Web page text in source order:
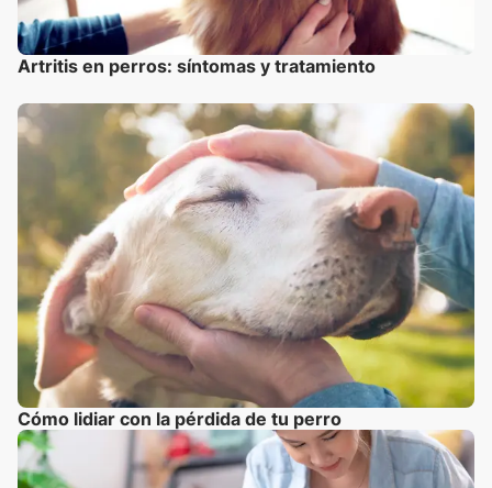
Artritis en perros: síntomas y tratamiento
Cómo lidiar con la pérdida de tu perro